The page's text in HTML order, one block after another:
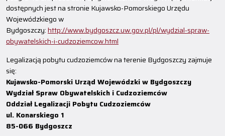
dostępnych jest na stronie Kujawsko-Pomorskiego Urzędu
Wojewódzkiego w
Bydgoszczy:http://www.bydgoszcz.uw.gov.pl/pl/wydzial-spraw-
obywatelskich-i-cudzoziemcow.html
Legalizacją pobytu cudzoziemców na terenie Bydgoszczy zajmuje
się:
Kujawsko-Pomorski Urząd Wojewódzki w Bydgoszczy
Wydział Spraw Obywatelskich i Cudzoziemców
Oddział Legalizacji Pobytu Cudzoziemców
ul. Konarskiego 1
85-066 Bydgoszcz